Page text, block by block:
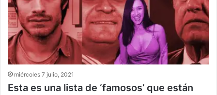
miércoles 7 julio, 2021
Esta es una lista de ‘famosos’ que están